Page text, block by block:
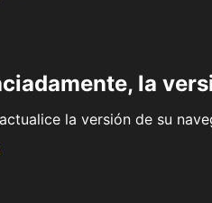
la
la versión de su